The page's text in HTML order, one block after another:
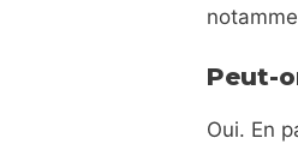
Peut-
Oui. En